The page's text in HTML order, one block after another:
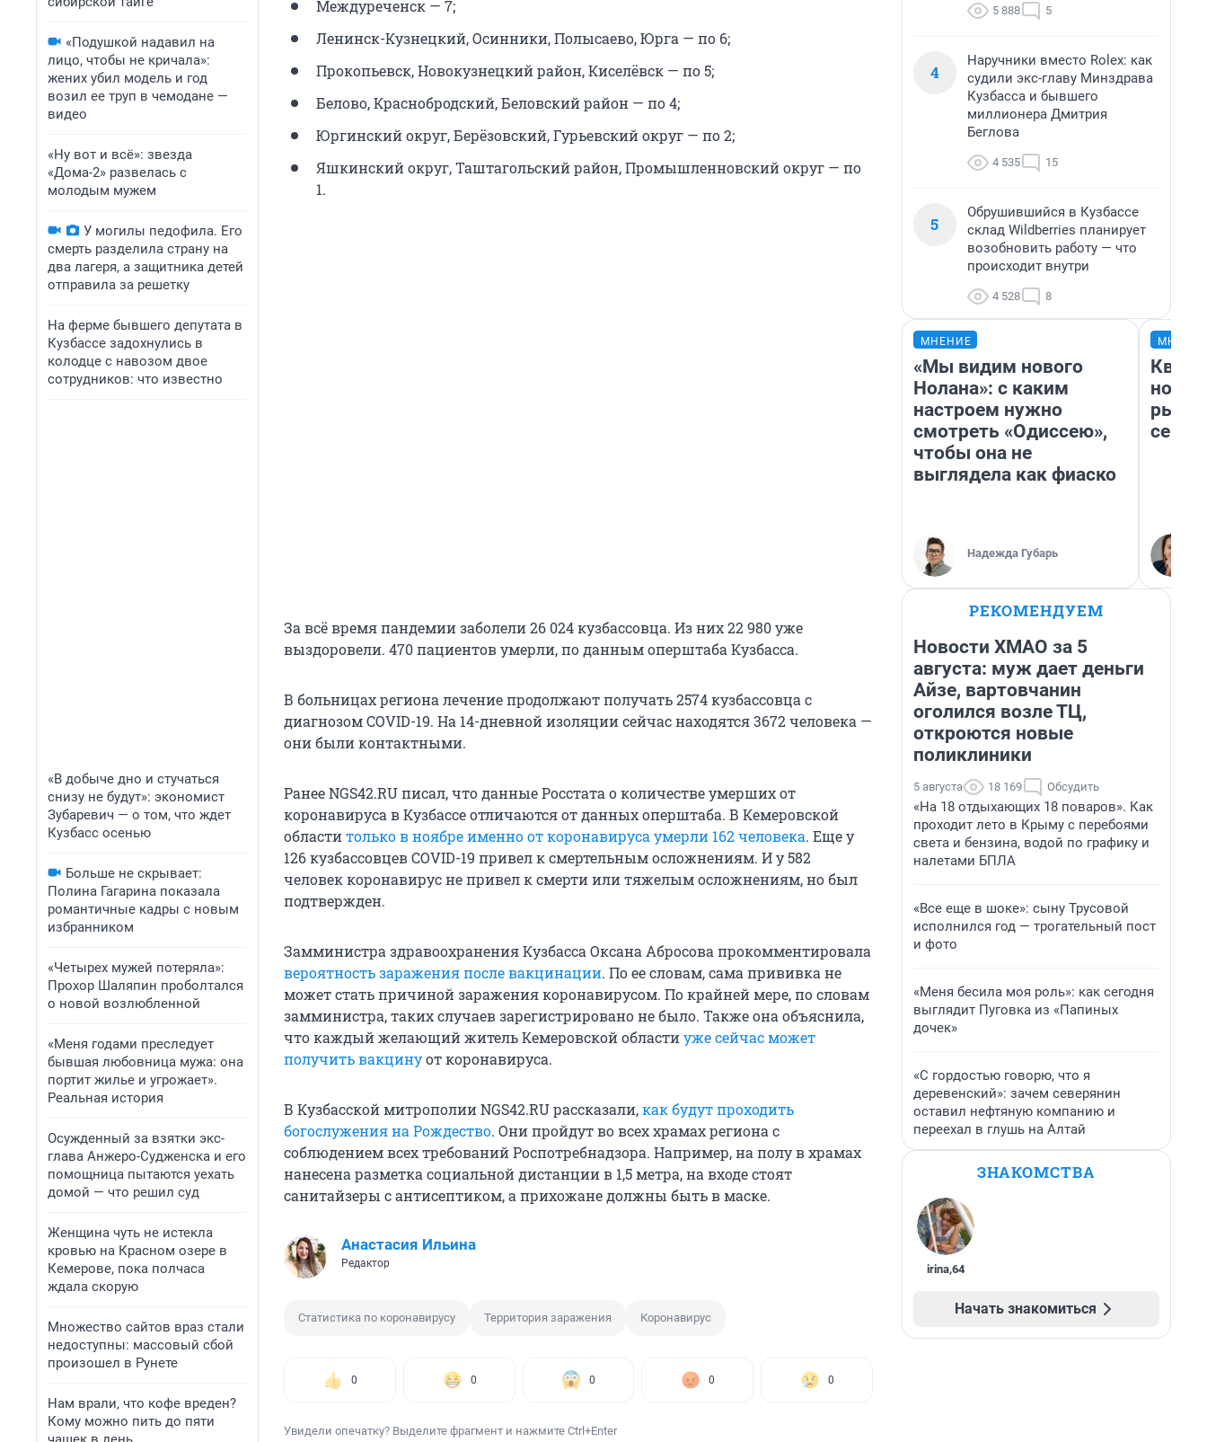
«Подушкой надавил на
лицо, чтобы не кричала»:
жених убил модель и год
возил ее труп в чемодане —
видео
«Ну вот и всё»: звезда
«Дома-2» развелась с
молодым мужем
У могилы педофила. Его
смерть разделила страну на
два лагеря, а защитника детей
отправила за решетку
На ферме бывшего депутата в
Кузбассе задохнулись в
колодце с навозом двое
сотрудников: что известно
«В добыче дно и стучаться
снизу не будут»: экономист
Зубаревич — о том, что ждет
Кузбасс осенью
Больше не скрывает:
Полина Гагарина показала
романтичные кадры с новым
избранником
«Четырех мужей потеряла»:
Прохор Шаляпин проболтался
о новой возлюбленной
«Меня годами преследует
бывшая любовница мужа: она
портит жилье и угрожает».
Реальная история
Осужденный за взятки экс-
глава Анжеро-Судженска и его
помощница пытаются уехать
домой — что решил суд
Женщина чуть не истекла
кровью на Красном озере в
Кемерове, пока полчаса
ждала скорую
Множество сайтов враз стали
недоступны: массовый сбой
произошел в Рунете
Нам врали, что кофе вреден?
Кому можно пить до пяти
Междуреченск — 7;
Ленинск-Кузнецкий, Осинники, Полысаево, Юрга — по 6;
Прокопьевск, Новокузнецкий район, Киселёвск — по 5;
Белово, Краснобродский, Беловский район — по 4;
Юргинский округ, Берёзовский, Гурьевский округ — по 2;
Яшкинский округ, Таштагольский район, Промышленновский округ — по
1.
За всё время пандемии заболели 26 024 кузбассовца. Из них 22 980 уже
выздоровели. 470 пациентов умерли, по данным оперштаба Кузбасса.
В больницах региона лечение продолжают получать 2574 кузбассовца с
диагнозом COVID-19. На 14-дневной изоляции сейчас находятся 3672 человека —
они были контактными.
Ранее NGS42.RU писал, что данные Росстата о количестве умерших от
коронавируса в Кузбассе отличаются от данных оперштаба. В Кемеровской
областитолько в ноябре именно от коронавируса умерли 162 человека. Еще у
126 кузбассовцев COVID-19 привел к смертельным осложнениям. И у 582
человек коронавирус не привел к смерти или тяжелым осложнениям, но был
подтвержден.
Замминистра здравоохранения Кузбасса Оксана Абросова прокомментировала
вероятность заражения после вакцинации. По ее словам, сама прививка не
может стать причиной заражения коронавирусом. По крайней мере, по словам
замминистра, таких случаев зарегистрировано не было. Также она объяснила,
что каждый желающий житель Кемеровской областиуже сейчас может
получить вакцинуот коронавируса.
В Кузбасской митрополии NGS42.RU рассказали,как будут проходить
богослужения на Рождество. Они пройдут во всех храмах региона с
соблюдением всех требований Роспотребнадзора. Например, на полу в храмах
нанесена разметка социальной дистанции в 1,5 метра, на входе стоят
санитайзеры с антисептиком, а прихожане должны быть в маске.
Анастасия Ильина
Редактор
Статистика по коронавирусу Территория заражения Коронавирус
0 0 0 0 0
Увидели опечатку? Выделите фрагмент и нажмите Ctrl+Enter
5 888 5
4
Наручники вместо Rolex: как
судили экс-главу Минздрава
Кузбасса и бывшего
миллионера Дмитрия
Беглова
4 535 15
5
Обрушившийся в Кузбассе
склад Wildberries планирует
возобновить работу — что
происходит внутри
4 528 8
МНЕНИЕ
«Мы видим нового
Нолана»: с каким
настроем нужно
смотреть «Одиссею»,
чтобы она не
выглядела как фиаско
Надежда Губарь
но
РЕКОМЕНДУЕМ
Новости ХМАО за 5
августа: муж дает деньги
Айзе, вартовчанин
оголился возле ТЦ,
откроются новые
поликлиники
5 августа 18 169 Обсудить
«На 18 отдыхающих 18 поваров». Как
проходит лето в Крыму с перебоями
света и бензина, водой по графику и
налетами БПЛА
«Все еще в шоке»: сыну Трусовой
исполнился год — трогательный пост
и фото
«Меня бесила моя роль»: как сегодня
выглядит Пуговка из «Папиных
дочек»
«С гордостью говорю, что я
деревенский»: зачем северянин
оставил нефтяную компанию и
переехал в глушь на Алтай
ЗНАКОМСТВА
irina,64
Начать знакомиться